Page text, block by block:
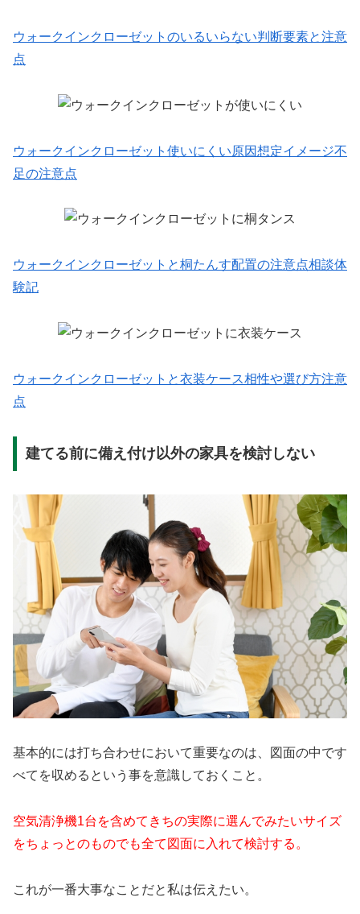
ウォークインクローゼットのいるいらない判断要素と注意
点
ウォークインクローゼット使いにくい原因想定イメージ不
足の注意点
ウォークインクローゼットと桐たんす配置の注意点相談体
験記
ウォークインクローゼットと衣装ケース相性や選び方注意
点
建てる前に備え付け以外の家具を検討しない
基本的には打ち合わせにおいて重要なのは、図面の中です
べてを収めるという事を意識しておくこと。
空気清浄機1台を含めてきちの実際に選んでみたいサイズ
をちょっとのものでも全て図面に入れて検討する。
これが一番大事なことだと私は伝えたい。